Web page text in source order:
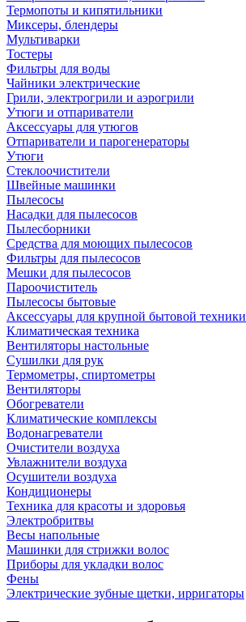
Термопоты и кипятильники
Миксеры, блендеры
Мультиварки
Тостеры
Фильтры для воды
Чайники электрические
Грили, электрогрили и аэрогрили
Утюги и отпариватели
Аксессуары для утюгов
Отпариватели и парогенераторы
Утюги
Стеклоочистители
Швейные машинки
Пылесосы
Насадки для пылесосов
Пылесборники
Средства для моющих пылесосов
Фильтры для пылесосов
Мешки для пылесосов
Пароочиститель
Пылесосы бытовые
Аксессуары для крупной бытовой техники
Климатическая техника
Вентиляторы настольные
Сушилки для рук
Термометры, спиртометры
Вентиляторы
Обогреватели
Климатические комплексы
Водонагреватели
Очистители воздуха
Увлажнители воздуха
Осушители воздуха
Кондиционеры
Техника для красоты и здоровья
Электробритвы
Весы напольные
Машинки для стрижки волос
Приборы для укладки волос
Фены
Электрические зубные щетки, ирригаторы